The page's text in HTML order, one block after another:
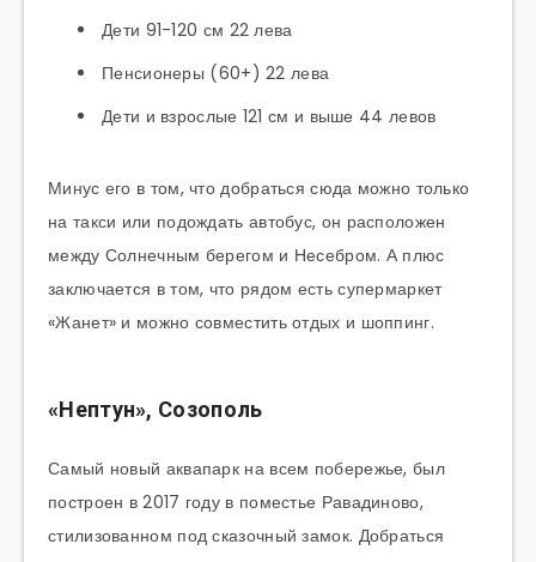
Дети 91-120 см 22 лева
Пенсионеры (60+) 22 лева
Дети и взрослые 121 см и выше 44 левов
Минус его в том, что добраться сюда можно только
на такси или подождать автобус, он расположен
между Солнечным берегом и Несебром. А плюс
заключается в том, что рядом есть супермаркет
«Жанет» и можно совместить отдых и шоппинг.
«Нептун», Созополь
Самый новый аквапарк на всем побережье, был
построен в 2017 году в поместье Равадиново,
стилизованном под сказочный замок. Добраться